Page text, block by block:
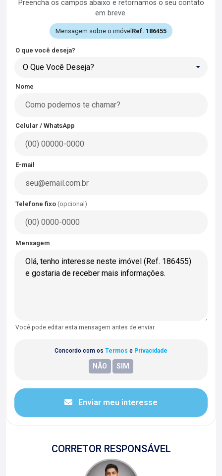
Preencha os campos abaixo e retornamos o seu contato
em breve.
Mensagem sobre o imóvel Ref. 186455
O que você deseja?
O Que Você Deseja?
Nome
Celular / WhatsApp
E-mail
Telefone fixo (opcional)
Mensagem
Você pode editar esta mensagem antes de enviar.
Concordo com os Termos e Privacidade
Enviar meu interesse
CORRETOR RESPONSÁVEL